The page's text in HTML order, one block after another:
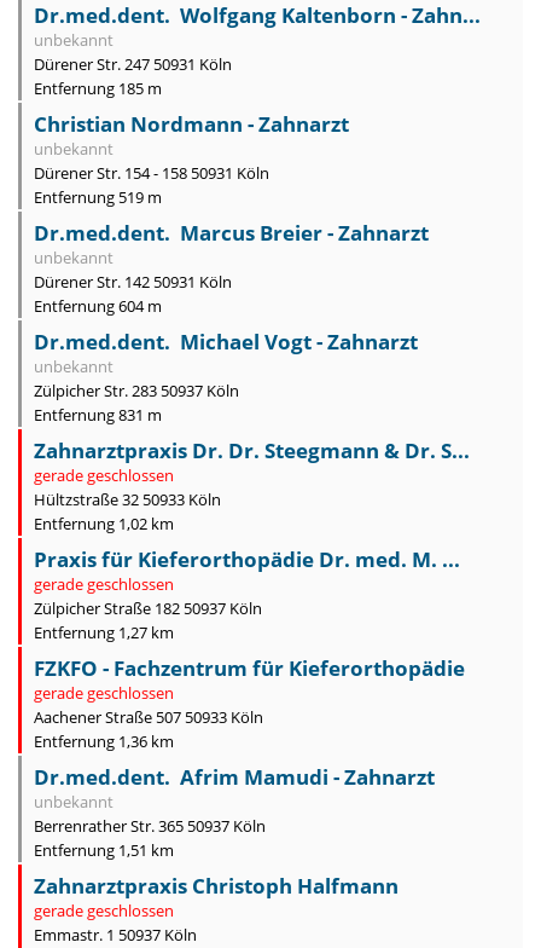
Dr.med.dent. Wolfgang Kaltenborn - Zahn...
unbekannt
Dürener Str. 247 50931 Köln
Entfernung 185 m
Christian Nordmann - Zahnarzt
unbekannt
Dürener Str. 154 - 158 50931 Köln
Entfernung 519 m
Dr.med.dent. Marcus Breier - Zahnarzt
unbekannt
Dürener Str. 142 50931 Köln
Entfernung 604 m
Dr.med.dent. Michael Vogt - Zahnarzt
unbekannt
Zülpicher Str. 283 50937 Köln
Entfernung 831 m
Zahnarztpraxis Dr. Dr. Steegmann & Dr. S...
gerade geschlossen
Hültzstraße 32 50933 Köln
Entfernung 1,02 km
Praxis für Kieferorthopädie Dr. med. M. ...
gerade geschlossen
Zülpicher Straße 182 50937 Köln
Entfernung 1,27 km
FZKFO - Fachzentrum für Kieferorthopädie
gerade geschlossen
Aachener Straße 507 50933 Köln
Entfernung 1,36 km
Dr.med.dent. Afrim Mamudi - Zahnarzt
unbekannt
Berrenrather Str. 365 50937 Köln
Entfernung 1,51 km
Zahnarztpraxis Christoph Halfmann
gerade geschlossen
Emmastr. 1 50937 Köln